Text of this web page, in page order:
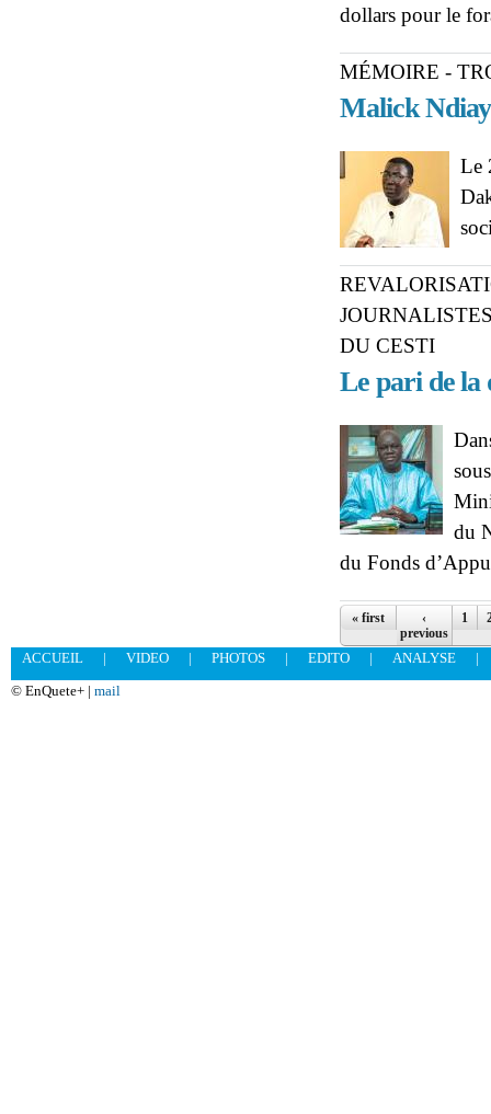
dollars pour le
MÉMOIRE -
Malick
Le
DU CESTI
Le pari de la
du
du Fonds
Pages
« first
‹
previous
1
ACCUEIL | VIDEO | PHOTOS | EDITO | ANALYSE
|
© EnQuete+ | mail